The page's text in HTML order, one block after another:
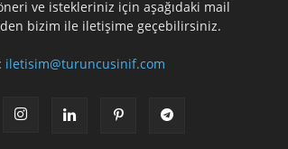
ve istekleriniz için aşağıdaki mail
bizim ile iletişime geçebilirsiniz.
iletisim@turuncusinif.com